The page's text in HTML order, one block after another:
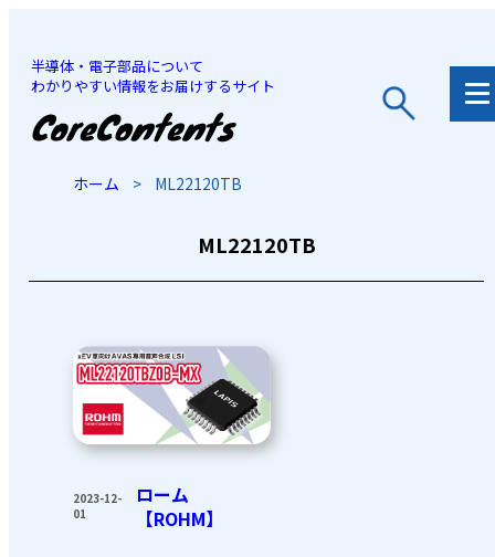
半導体・電子部品について
わかりやすい情報をお届けするサイト
JP
ホーム > ML22120TB
ML22120TB
2023-12-
01
ローム
【ROHM】